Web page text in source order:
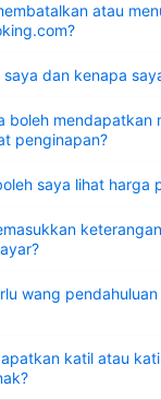
atau
dan kenapa
boleh mendapatkan
penginapan?
saya lihat harga
wang
katil atau